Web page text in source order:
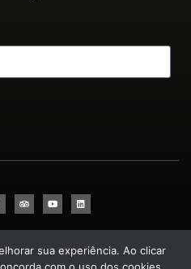
sua experiência. Ao clicar